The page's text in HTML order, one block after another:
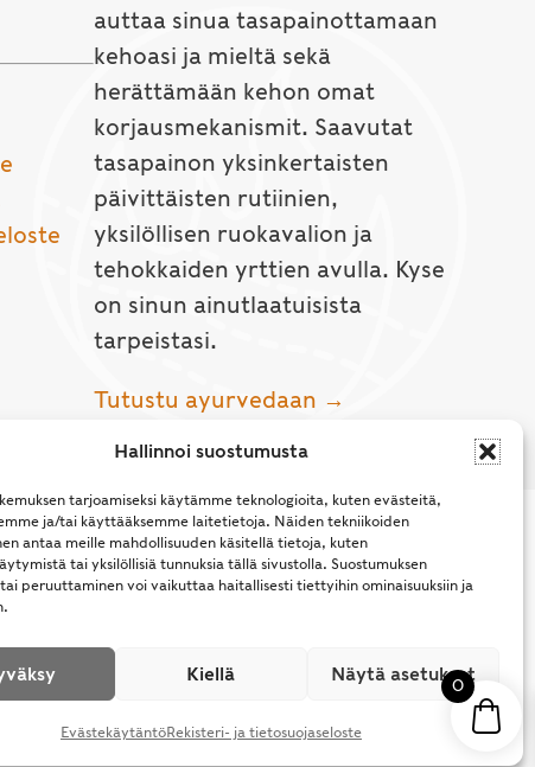
Hallinnoi suostumusta
tarjoamiseksi käytämme teknologioita, kuten evästeitä,
ja/tai käyttääksemme laitetietoja. Näiden tekniikoiden
antaa meille mahdollisuuden käsitellä tietoja, kuten
tai yksilöllisiä tunnuksia tällä sivustolla. Suostumuksen
peruuttaminen voi vaikuttaa haitallisesti tiettyihin ominaisuuksiin ja
Kiellä Näytä asetukset
EvästekäytäntöRekisteri- ja tietosuojaseloste
auttaa sinua tasapainottamaan
kehoasi ja mieltä sekä
herättämään kehon omat
korjausmekanismit. Saavutat
tasapainon yksinkertaisten
päivittäisten rutiinien,
yksilöllisen ruokavalion ja
tehokkaiden yrttien avulla. Kyse
on sinun ainutlaatuisista
tarpeistasi.
Tutustu ayurvedaan →
Reserved.
0